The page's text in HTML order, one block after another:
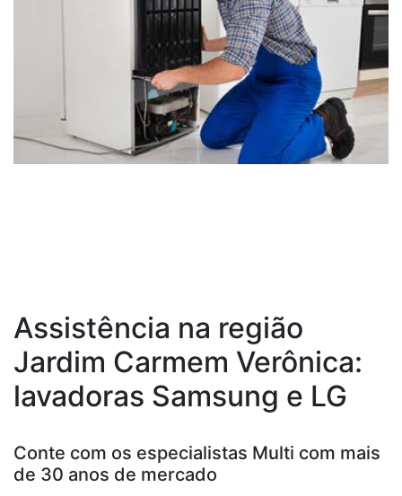
Assistência na região
Jardim Carmem Verônica:
lavadoras Samsung e LG
Conte com os especialistas Multi com mais
de 30 anos de mercado